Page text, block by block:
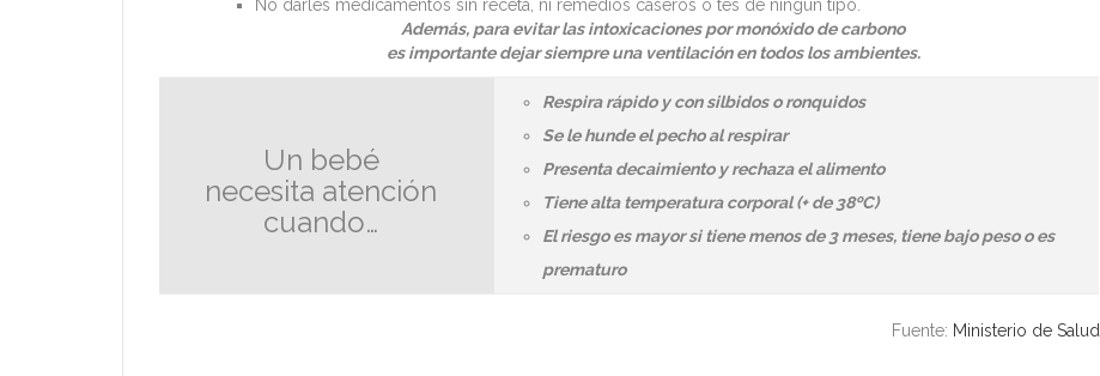
No darles medicamentos sin receta, ni remedios caseros o tés de ningún tipo.
Además, para evitar las intoxicaciones por monóxido de carbono
es importante dejar siempre una ventilación en todos los ambientes.
Un bebé
necesita atención
cuando…
Respira rápido y con silbidos o ronquidos
Se le hunde el pecho al respirar
Presenta decaimiento y rechaza el alimento
Tiene alta temperatura corporal (+ de 38ºC)
El riesgo es mayor si tiene menos de 3 meses, tiene bajo peso o es
prematuro
Fuente: Ministerio de Salud